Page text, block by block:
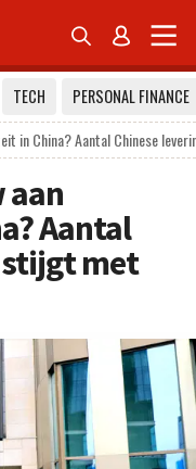
 
TECH
PERSONAL FINANCE
in China? Aantal Chinese
aan
Aantal
stijgt met